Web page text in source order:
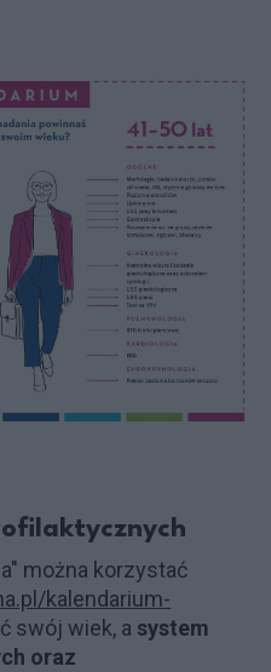
można korzystać
kalendarium-
swój wiek, a system
oraz